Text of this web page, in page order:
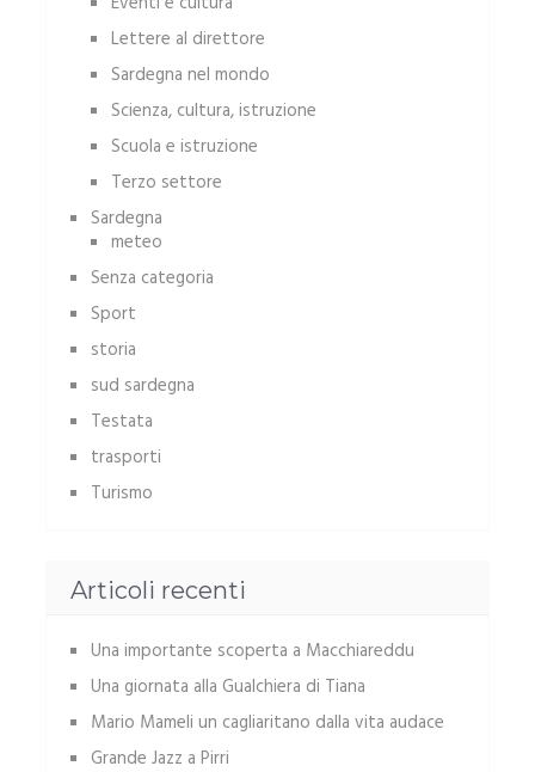
Lettere al direttore
Sardegna nel mondo
Scienza, cultura, istruzione
Scuola e istruzione
Terzo settore
Sardegna
meteo
Senza categoria
Sport
storia
sud sardegna
Testata
trasporti
Turismo
Articoli recenti
Una importante scoperta a Macchiareddu
Una giornata alla Gualchiera di Tiana
Mario Mameli un cagliaritano dalla vita audace
Grande Jazz a Pirri